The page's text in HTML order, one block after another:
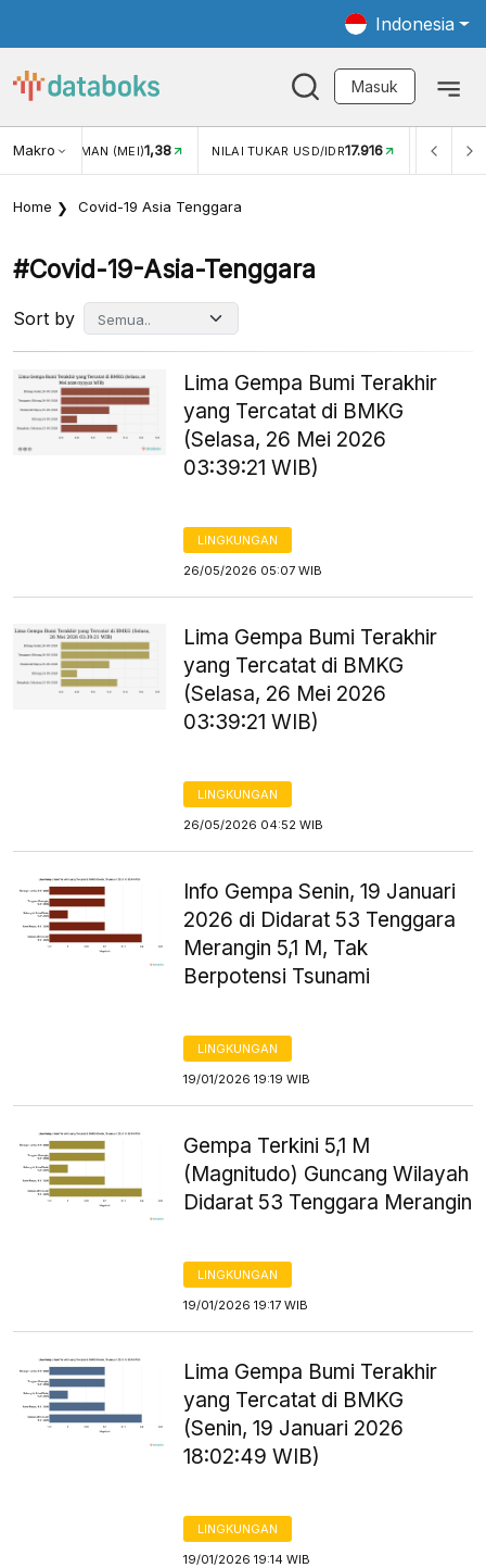
Indonesia
Masuk
Makro
TUKAR USD/IDR17.916 INFLASI YOY (JUL)2,88% INFLASI MOM
Home Covid-19 Asia Tenggara
#covid-19-Asia-Tenggara
Sort by
Lima Gempa Bumi Terakhir
yang Tercatat di BMKG
(Selasa, 26 Mei 2026
03:39:21 WIB)
LINGKUNGAN
26/05/2026 05:07 WIB
Lima Gempa Bumi Terakhir
yang Tercatat di BMKG
(Selasa, 26 Mei 2026
03:39:21 WIB)
LINGKUNGAN
26/05/2026 04:52 WIB
Info Gempa Senin, 19 Januari
2026 di Didarat 53 Tenggara
Merangin 5,1 M, Tak
Berpotensi Tsunami
LINGKUNGAN
19/01/2026 19:19 WIB
Gempa Terkini 5,1 M
(Magnitudo) Guncang Wilayah
Didarat 53 Tenggara Merangin
LINGKUNGAN
19/01/2026 19:17 WIB
Lima Gempa Bumi Terakhir
yang Tercatat di BMKG
(Senin, 19 Januari 2026
18:02:49 WIB)
LINGKUNGAN
19/01/2026 19:14 WIB